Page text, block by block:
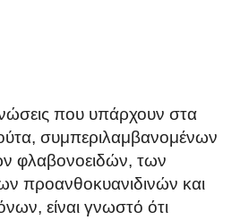
που υπάρχουν στα
συμπεριλαμβανομένων
φλαβονοειδών, των
προανθοκυανιδινών και
είναι γνωστό ότι